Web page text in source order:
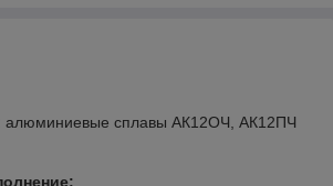
алюминиевые сплавы АК12ОЧ, АК12ПЧ